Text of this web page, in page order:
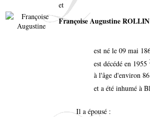
et
Françoise Augustine ROLLIN
est né le 09 mai
est décédé en 1955
à l'âge d'environ
et a été inhumé à
Il a épousé :